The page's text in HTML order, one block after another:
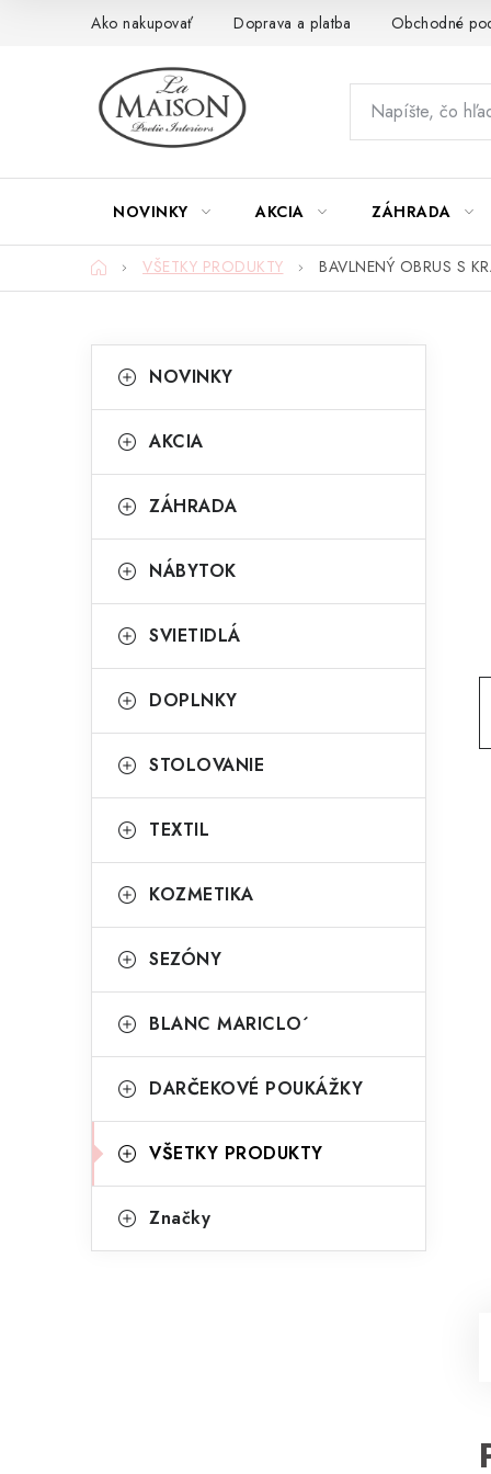
Ako nakupovať Doprava a platba Obchodné
NOVINKY AKCIA ZÁHRADA
DomovVŠETKY PRODUKTY BAVLNENÝ OBRUS S
o
n
ý
a
n
l
kategórie
a
e
ó
i
NOVINKY
AKCIA
ZÁHRADA
NÁBYTOK
SVIETIDLÁ
DOPLNKY
STOLOVANIE
TEXTIL
KOZMETIKA
SEZÓNY
BLANC MARICLO´
DARČEKOVÉ POUKÁŽKY
VŠETKY PRODUKTY
Značky